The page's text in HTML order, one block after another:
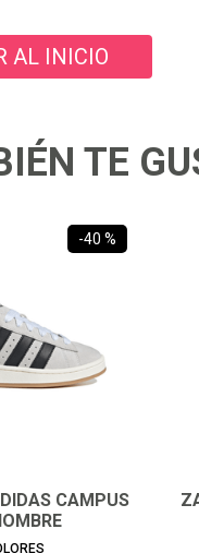
AL INICIO
TE
-40 %
CAMPUS